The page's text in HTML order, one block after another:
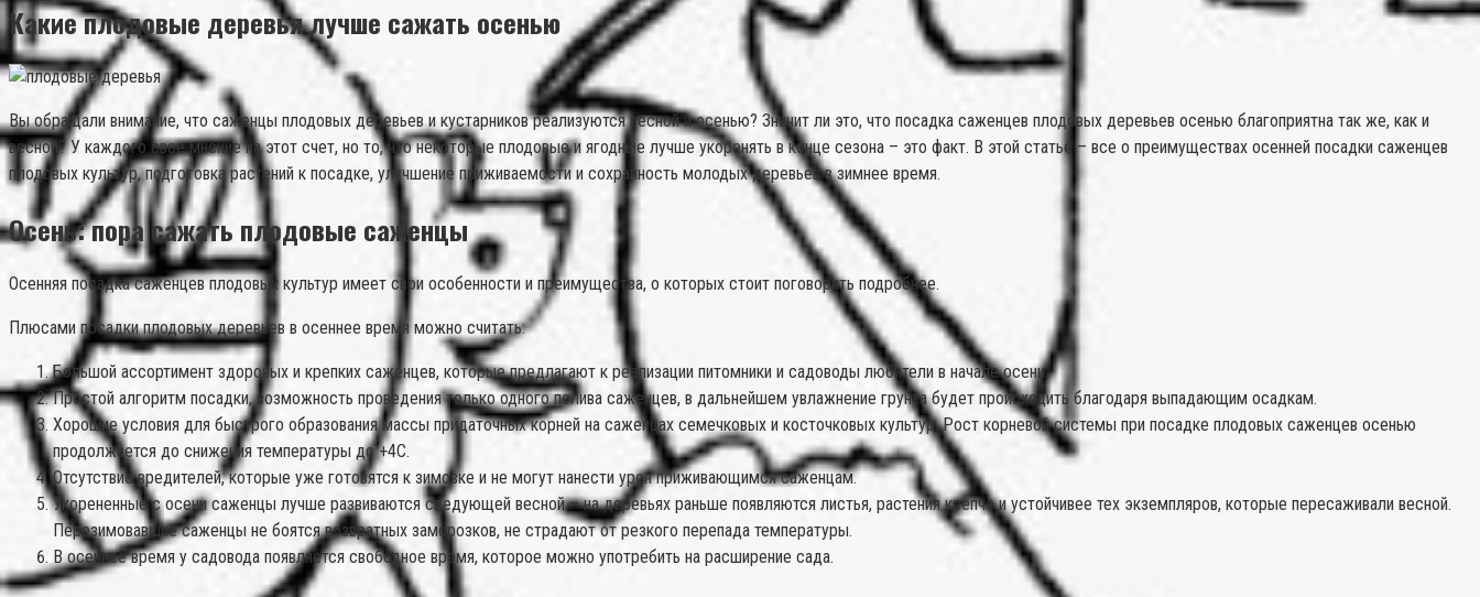
Какие плодовые деревья лучше сажать осенью
Вы обращали внимание, что саженцы плодовых деревьев и кустарников реализуются весной и осенью? Значит ли это, что посадка саженцев плодовых деревьев осенью благоприятна так же, как и
весной? У каждого свое мнение на этот счет, но то, что некоторые плодовые и ягодные лучше укоренять в конце сезона – это факт. В этой статье – все о преимуществах осенней посадки саженцев
плодовых культур, подготовка растений к посадке, улучшение приживаемости и сохранность молодых деревьев в зимнее время.
Осень: пора сажать плодовые саженцы
Осенняя посадка саженцев плодовых культур имеет свои особенности и преимущества, о которых стоит поговорить подробнее.
Плюсами посадки плодовых деревьев в осеннее время можно считать:
Большой ассортимент здоровых и крепких саженцев, которые предлагают к реализации питомники и садоводы любители в начале осени.
Простой алгоритм посадки, возможность проведения только одного полива саженцев, в дальнейшем увлажнение грунта будет происходить благодаря выпадающим осадкам.
Хорошие условия для быстрого образования массы придаточных корней на саженцах семечковых и косточковых культур. Рост корневой системы при посадке плодовых саженцев осенью
продолжается до снижения температуры до +4С.
Отсутствие вредителей, которые уже готовятся к зимовке и не могут нанести урон приживающимся саженцам.
Укорененные с осени саженцы лучше развиваются следующей весной – на деревьях раньше появляются листья, растения крепче и устойчивее тех экземпляров, которые пересаживали весной.
Перезимовавшие саженцы не боятся возвратных заморозков, не страдают от резкого перепада температуры.
В осеннее время у садовода появляется свободное время, которое можно употребить на расширение сада.